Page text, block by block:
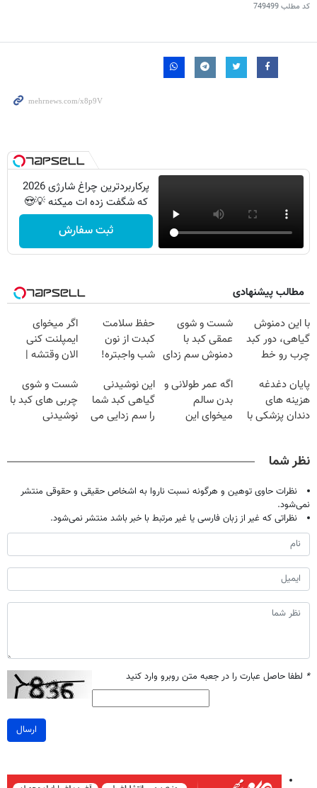
کد مطلب749499
پرکاربردترین چراغ شارژی 2026
که شگفت زده ات میکنه 💡😍
ثبت سفارش
مطالب پیشنهادی
با این دمنوش
گیاهی، دور کبد
چرب رو خط
شست و شوی
عمقی کبد با
دمنوش سم زدای
حفظ سلامت
کبدت از نون
شب واجبتره!
اگر میخوای
ایمپلنت کنی
الان وقتشه |
میلیون تومان!!!
پایان دغدغه
هزینه های
دندان پزشکی با
اگه عمر طولانی و
بدن سالم
میخوای این
این نوشیدنی
گیاهی کبد شما
را سم زدایی می
شست و شوی
چربی های کبد با
نوشیدنی
نظر شما
نظرات حاوی توهین و هرگونه نسبت ناروا به اشخاص حقیقی و حقوقی منتشر
نمی‌شود.
نظراتی که غیر از زبان فارسی یا غیر مرتبط با خبر باشد منتشر نمی‌شود.
* لطفا حاصل عبارت را در جعبه متن روبرو وارد کنید
ارسال